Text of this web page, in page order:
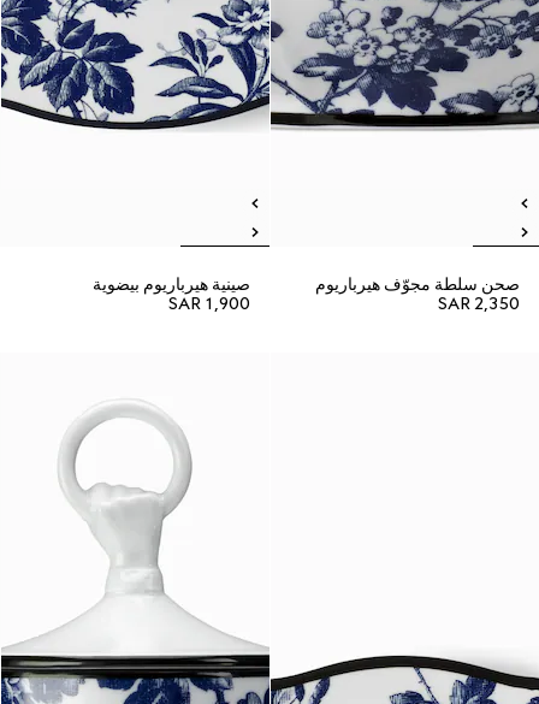
صحن سلطة مجوّف هيرباريوم
SAR 2,350
صينية هيرباريوم بيضوية
SAR 1,900